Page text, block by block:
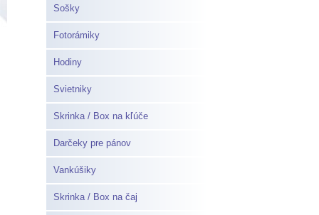
Sošky
Fotorámiky
Hodiny
Svietniky
Skrinka / Box na kľúče
Darčeky pre pánov
Vankúšiky
Skrinka / Box na čaj